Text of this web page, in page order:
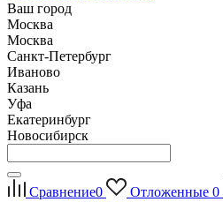
Ваш город
Москва
Москва
Санкт-Петербург
Иваново
Казань
Уфа
Екатеринбург
Новосибирск
Сравнение0 Отложенные 0